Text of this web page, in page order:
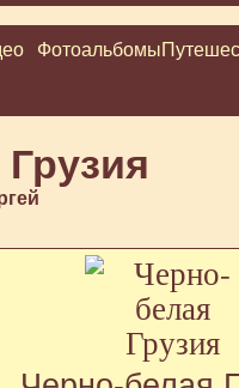
Фотоальбомы